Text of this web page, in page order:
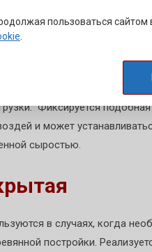
случаях сразу обоих.
лента для
прежде всего для
Фиксируется подобная
и может
сыростью.
в случаях, когда
постройки.
пользоваться сайтом